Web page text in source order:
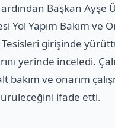
Başkan
Yol Yapım Bakım ve
girişinde
yerinde inceledi.
bakım ve onarım
ifade etti.